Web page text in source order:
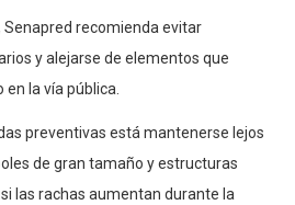
recomienda evitar
y alejarse de elementos que
la vía pública.
preventivas está mantenerse lejos
de gran tamaño y estructuras
las rachas aumentan durante la